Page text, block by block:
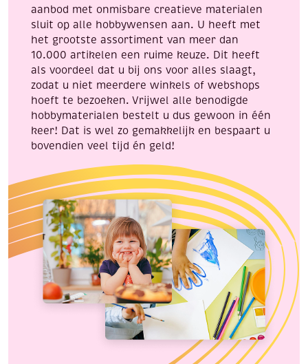
aanbod met onmisbare creatieve materialen
sluit op alle hobbywensen aan. U heeft met
het grootste assortiment van meer dan
10.000 artikelen een ruime keuze. Dit heeft
als voordeel dat u bij ons voor alles slaagt,
zodat u niet meerdere winkels of webshops
hoeft te bezoeken. Vrijwel alle benodigde
hobbymaterialen bestelt u dus gewoon in één
keer! Dat is wel zo gemakkelijk en bespaart u
bovendien veel tijd én geld!